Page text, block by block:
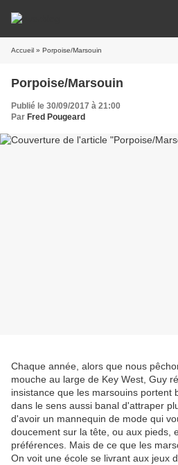
Accueil » Porpoise/Marsouin
Porpoise/Marsouin
Publié le 30/09/2017 à 21:00
Par Fred Pougeard
Chaque année, alors que nous
mouche au large de Key West, Guy
insistance que les marsouins portent
dans le sens aussi banal d'attraper
d'avoir un mannequin de mode qui
doucement sur la tête, ou aux pieds,
préférences. Mais de ce que les
On voit une école se livrant aux jeux